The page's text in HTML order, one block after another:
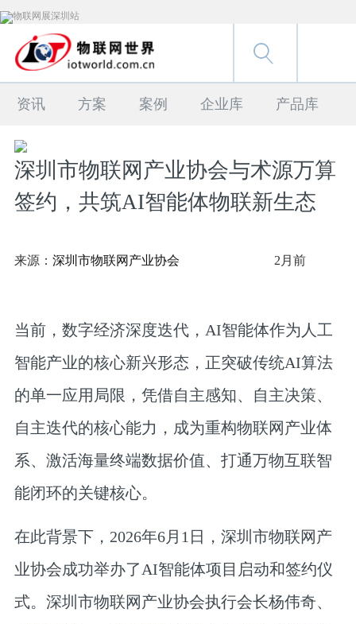
资讯 方案 案例 企业库 产品库
深圳市物联网产业协会与术源万算
签约，共筑AI智能体物联新生态
来源： 深圳市物联网产业协会 2月前
当前，数字经济深度迭代，AI智能体作为人工
智能产业的核心新兴形态，正突破传统AI算法
的单一应用局限，凭借自主感知、自主决策、
自主迭代的核心能力，成为重构物联网产业体
系、激活海量终端数据价值、打通万物互联智
能闭环的关键核心。
在此背景下，2026年6月1日，深圳市物联网产
业协会成功举办了AI智能体项目启动和签约仪
式。深圳市物联网产业协会执行会长杨伟奇、